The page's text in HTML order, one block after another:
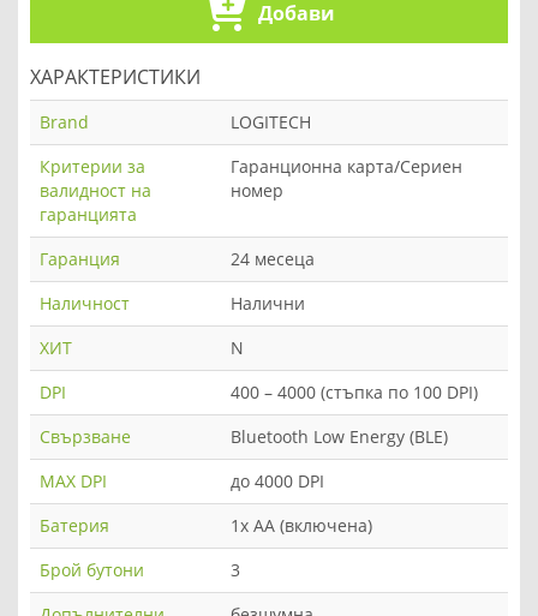
Добави
ХАРАКТЕРИСТИКИ
Brand
LOGITECH
Критерии за
валидност на
гаранцията
Гаранционна карта/Сериен
номер
Гаранция
24 месеца
Наличност
Налични
ХИТ
N
DPI
400 – 4000 (стъпка по 100 DPI)
Свързване
Bluetooth Low Energy (BLE)
MAX DPI
до 4000 DPI
Батерия
1х АА (включена)
Брой бутони
3